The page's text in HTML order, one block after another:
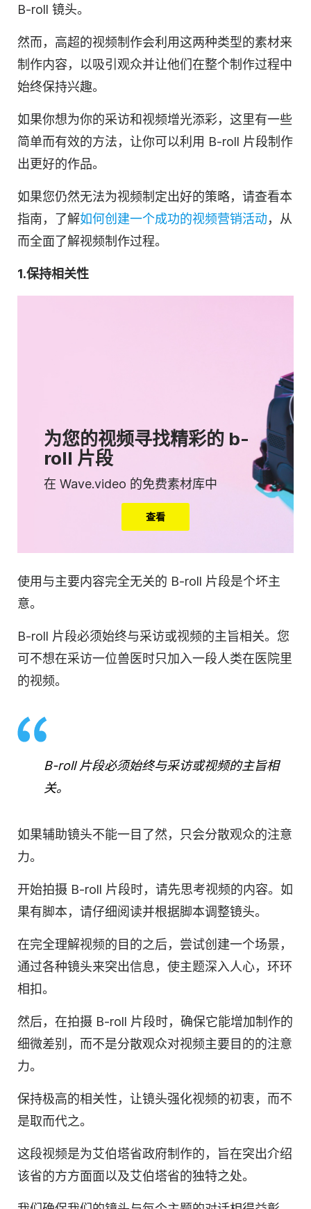
B-roll 镜头。
然而，高超的视频制作会利用这两种类型的素材来
制作内容，以吸引观众并让他们在整个制作过程中
始终保持兴趣。
如果你想为你的采访和视频增光添彩，这里有一些
简单而有效的方法，让你可以利用 B-roll 片段制作
出更好的作品。
如果您仍然无法为视频制定出好的策略，请查看本
指南，了解如何创建一个成功的视频营销活动，从
而全面了解视频制作过程。
1.保持相关性
为您的视频寻找精彩的 b-
roll 片段
在 Wave.video 的免费素材库中
查看
使用与主要内容完全无关的 B-roll 片段是个坏主
意。
B-roll 片段必须始终与采访或视频的主旨相关。您
可不想在采访一位兽医时只加入一段人类在医院里
的视频。
B-roll 片段必须始终与采访或视频的主旨相
关。
如果辅助镜头不能一目了然，只会分散观众的注意
力。
开始拍摄 B-roll 片段时，请先思考视频的内容。如
果有脚本，请仔细阅读并根据脚本调整镜头。
在完全理解视频的目的之后，尝试创建一个场景，
通过各种镜头来突出信息，使主题深入人心，环环
相扣。
然后，在拍摄 B-roll 片段时，确保它能增加制作的
细微差别，而不是分散观众对视频主要目的的注意
力。
保持极高的相关性，让镜头强化视频的初衷，而不
是取而代之。
这段视频是为艾伯塔省政府制作的，旨在突出介绍
该省的方方面面以及艾伯塔省的独特之处。